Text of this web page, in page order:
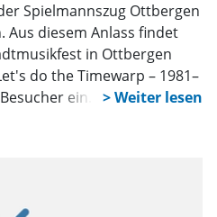
Spielmannszug Ottbergen
Aus diesem Anlass findet
in Ottbergen
do the Timewarp – 1981–
ein